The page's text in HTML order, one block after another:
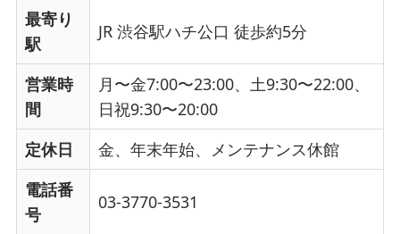
最寄り
駅
JR 渋谷駅ハチ公口 徒歩約5分
営業時
間
月〜金7:00〜23:00、土9:30〜22:00、
日祝9:30〜20:00
定休日
金、年末年始、メンテナンス休館
電話番
号
03-3770-3531